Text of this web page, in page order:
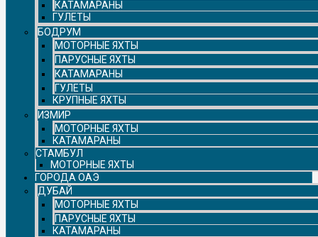
КАТАМАРАНЫ
ГУЛЕТЫ
БОДРУМ
МОТОРНЫЕ ЯХТЫ
ПАРУСНЫЕ ЯХТЫ
КАТАМАРАНЫ
ГУЛЕТЫ
КРУПНЫЕ ЯХТЫ
ИЗМИР
МОТОРНЫЕ ЯХТЫ
КАТАМАРАНЫ
СТАМБУЛ
МОТОРНЫЕ ЯХТЫ
ГОРОДА ОАЭ
ДУБАЙ
МОТОРНЫЕ ЯХТЫ
ПАРУСНЫЕ ЯХТЫ
КАТАМАРАНЫ